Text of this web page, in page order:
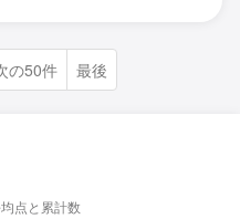
の50件 最後
点と累計数